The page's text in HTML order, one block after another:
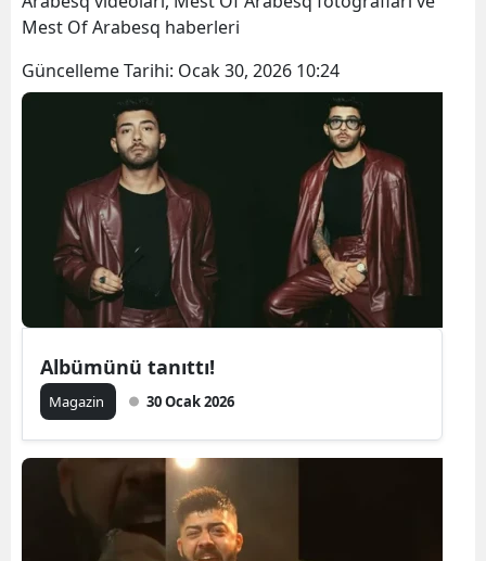
Mest Of Arabesq haberleri
Güncelleme Tarihi: Ocak 30, 2026 10:24
Albümünü tanıttı!
Magazin 30 Ocak 2026